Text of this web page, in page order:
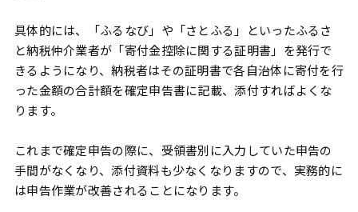
具体的には、「ふるなび」や「さとふる」といったふるさ
と納税仲介業者が「寄付金控除に関する証明書」を発行で
きるようになり、納税者はその証明書で各自治体に寄付を行
った金額の合計額を確定申告書に記載、添付すればよくな
ります。
これまで確定申告の際に、受領書別に入力していた申告の
手間がなくなり、添付資料も少なくなりますので、実務的に
は申告作業が改善されることになります。